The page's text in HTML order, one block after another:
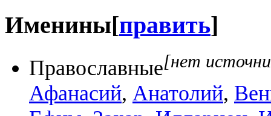
Именины[править]
Православные[нет
Афанасий, Анатолий,